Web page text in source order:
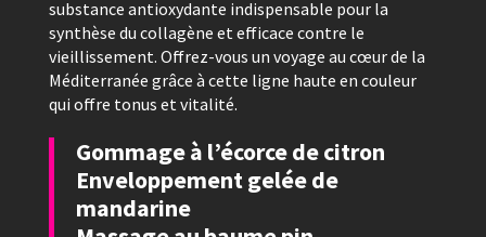
substance antioxydante indispensable pour la
synthèse du collagène et efficace contre le
vieillissement. Offrez-vous un voyage au cœur de la
Méditerranée grâce à cette ligne haute en couleur
qui offre tonus et vitalité.
Gommage à l’écorce de citron
Enveloppement gelée de
mandarine